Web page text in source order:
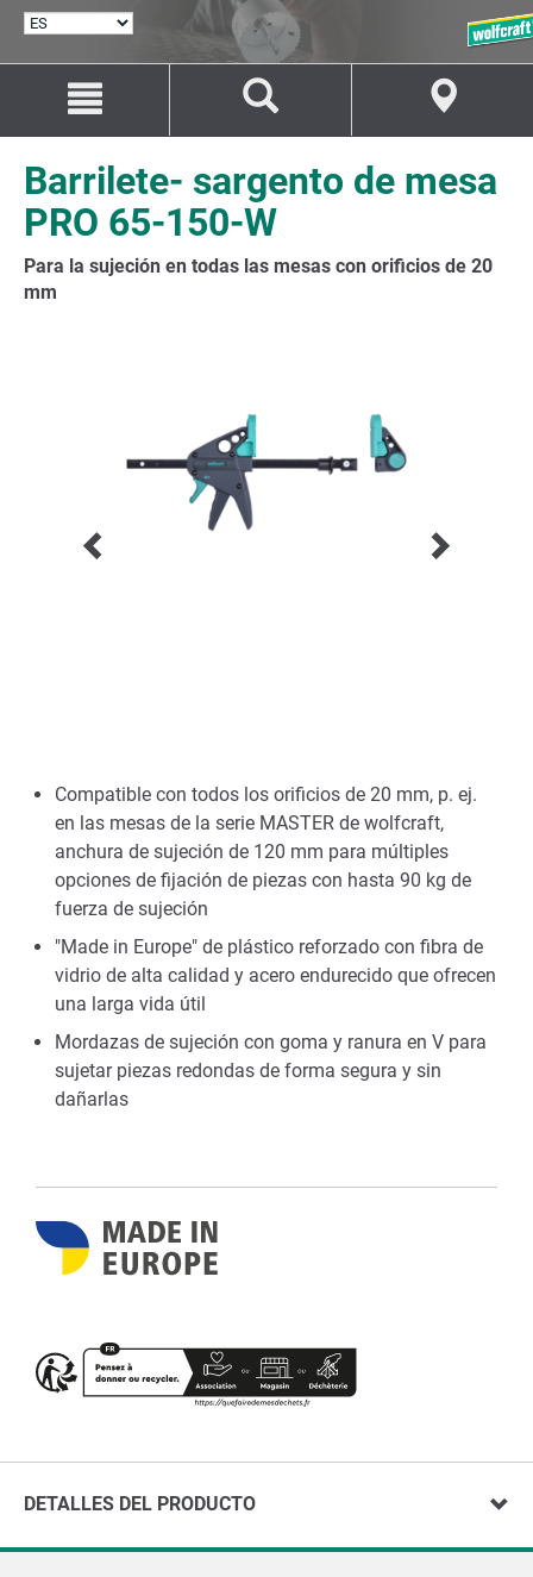
SELECCIONAR
contenido
la
navegación
Barrilete- sargento de mesa
PRO 65-150-W
Para la sujeción en todas las mesas con orificios de 20
mm
Compatible con todos los orificios de 20 mm, p. ej.
en las mesas de la serie MASTER de wolfcraft,
anchura de sujeción de 120 mm para múltiples
opciones de fijación de piezas con hasta 90 kg de
fuerza de sujeción
"Made in Europe" de plástico reforzado con fibra de
vidrio de alta calidad y acero endurecido que ofrecen
una larga vida útil
Mordazas de sujeción con goma y ranura en V para
sujetar piezas redondas de forma segura y sin
dañarlas
DETALLES DEL PRODUCTO